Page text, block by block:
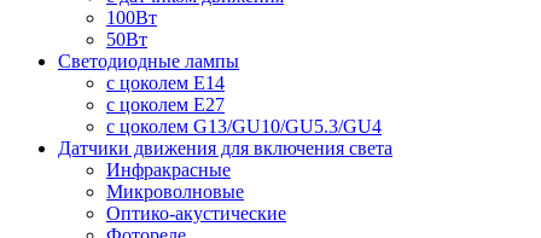
100Вт
50Вт
Светодиодные лампы
с цоколем E14
с цоколем E27
с цоколем G13/GU10/GU5.3/GU4
Датчики движения для включения света
Инфракрасные
Микроволновые
Оптико-акустические